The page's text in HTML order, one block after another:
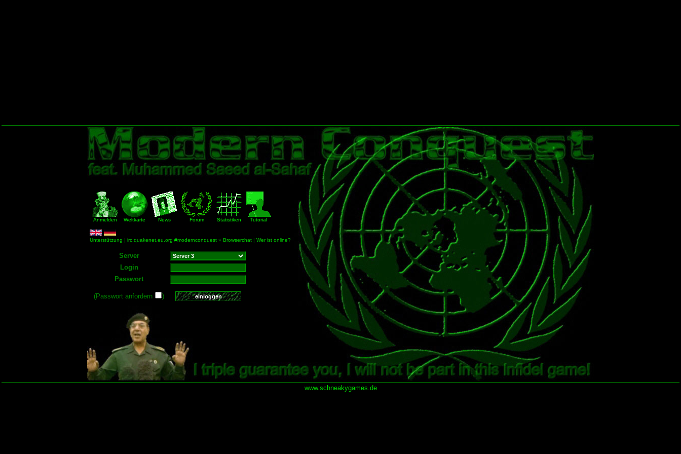
Anmelden Weltkarte News Forum Statistiken Tutorial
Unterstützung | irc.quakenet.eu.org #modernconquest » Browserchat | Wer ist online?
Server
Login
Passwort
(Passwort anfordern )
www.schneakygames.de